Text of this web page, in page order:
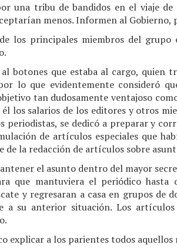
una tribu de bandidos en el viaje
menos. Informen al Gobierno,
los principales miembros del
botones que estaba al cargo, quien
lo que evidentemente consideró
tan dudosamente ventajoso
los salarios de los editores y otros
periodistas, se dedicó a preparar y
de artículos especiales que
la redacción de artículos sobre
el asunto dentro del mayor
que mantuviera el periódico hasta
y regresaran a casa en grupos de
a su anterior situación. Los
explicar a los parientes todos aquellos